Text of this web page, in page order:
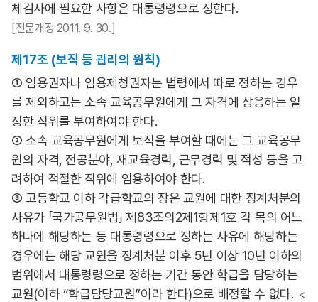
체검사에 필요한 사항은 대통령령으로 정한다.
[전문개정 2011. 9. 30.]
제17조 (보직 등 관리의 원칙)
① 임용권자나 임용제청권자는 법령에서 따로 정하는 경우
를 제외하고는 소속 교육공무원에게 그 자격에 상응하는 일
정한 직위를 부여하여야 한다.
② 소속 교육공무원에게 보직을 부여할 때에는 그 교육공무
원의 자격, 전공분야, 재교육경력, 근무경력 및 적성 등을 고
려하여 적절한 직위에 임용하여야 한다.
③ 고등학교 이하 각급학교의 장은 교원에 대한 징계처분의
사유가 「국가공무원법」 제83조의2제1항제1호 각 목의 어느
하나에 해당하는 등 대통령령으로 정하는 사유에 해당하는
경우에는 해당 교원을 징계처분 이후 5년 이상 10년 이하의
범위에서 대통령령으로 정하는 기간 동안 학급을 담당하는
교원(이하 “학급담당교원”이라 한다)으로 배정할 수 없다. <